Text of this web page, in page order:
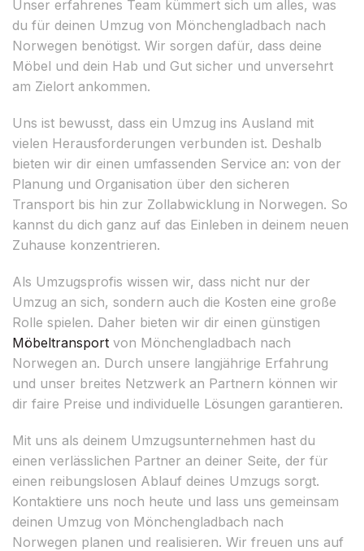
Unser erfahrenes Team kümmert sich um alles, was
du für deinen Umzug von Mönchengladbach nach
Norwegen benötigst. Wir sorgen dafür, dass deine
Möbel und dein Hab und Gut sicher und unversehrt
am Zielort ankommen.
Uns ist bewusst, dass ein Umzug ins Ausland mit
vielen Herausforderungen verbunden ist. Deshalb
bieten wir dir einen umfassenden Service an: von der
Planung und Organisation über den sicheren
Transport bis hin zur Zollabwicklung in Norwegen. So
kannst du dich ganz auf das Einleben in deinem neuen
Zuhause konzentrieren.
Als Umzugsprofis wissen wir, dass nicht nur der
Umzug an sich, sondern auch die Kosten eine große
Rolle spielen. Daher bieten wir dir einen günstigen
Möbeltransport von Mönchengladbach nach
Norwegen an. Durch unsere langjährige Erfahrung
und unser breites Netzwerk an Partnern können wir
dir faire Preise und individuelle Lösungen garantieren.
Mit uns als deinem Umzugsunternehmen hast du
einen verlässlichen Partner an deiner Seite, der für
einen reibungslosen Ablauf deines Umzugs sorgt.
Kontaktiere uns noch heute und lass uns gemeinsam
deinen Umzug von Mönchengladbach nach
Norwegen planen und realisieren. Wir freuen uns auf